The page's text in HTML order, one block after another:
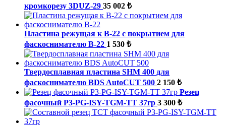
кромкорезу 3DUZ-29 35 002 ₺
Пластина режущая к B-22 с покрытием для
фаскоснимателю B-22 1 530 ₺
Твердосплавная пластина SHM 400 для
фаскоснимателю BDS AutoCUT 500 2 150 ₺
Резец
фасочный P3-PG-ISY-TGM-ТТ 37гр 3 300 ₺